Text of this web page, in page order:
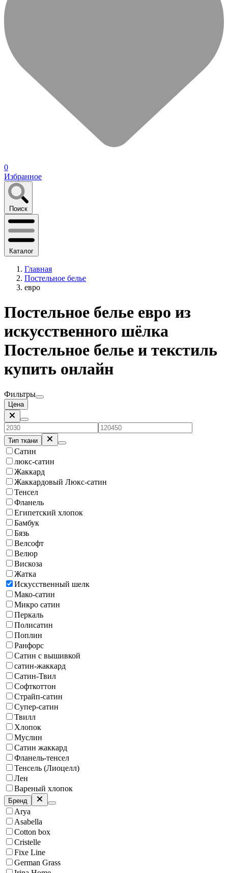
0
Избранное
Поиск
Каталог
Главная
Постельное белье
евро
Постельное белье евро из
искусственного шёлка
Постельное белье и текстиль
купить онлайн
Фильтры
Цена
Тип ткани
Сатин
люкс-сатин
Жаккард
Жаккардовый Люкс-сатин
Тенсел
Фланель
Египетский хлопок
Бамбук
Бязь
Велсофт
Велюр
Вискоза
Жатка
Искусственный шелк
Мако-сатин
Микро сатин
Перкаль
Полисатин
Поплин
Ранфорс
Сатин с вышивкой
сатин-жаккард
Сатин-Твил
Софткоттон
Страйп-сатин
Супер-сатин
Твилл
Хлопок
Муслин
Сатин жаккард
Фланель-тенсел
Тенсель (Лиоцелл)
Лен
Вареный хлопок
Бренд
Arya
Asabella
Cotton box
Cristelle
Fixe Line
German Grass